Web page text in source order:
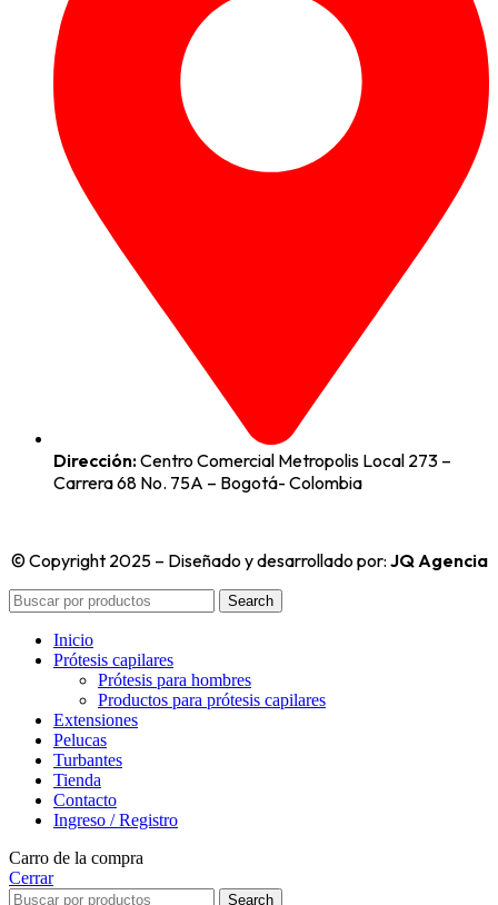
Dirección:Centro Comercial Metropolis Local 273 –
Carrera 68 No. 75A – Bogotá- Colombia
© Copyright 2025 – Diseñado y desarrollado por: JQ Agencia
Search
Inicio
Prótesis capilares
Prótesis para hombres
Productos para prótesis capilares
Extensiones
Pelucas
Turbantes
Tienda
Contacto
Ingreso / Registro
Carro de la compra
Cerrar
Search